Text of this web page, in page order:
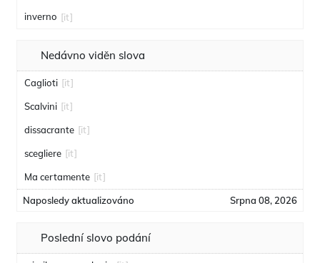
inverno [it]
Nedávno viděn slova
Caglioti [it]
Scalvini [it]
dissacrante [it]
scegliere [it]
Ma certamente [it]
Naposledy aktualizováno Srpna 08, 2026
Poslední slovo podání